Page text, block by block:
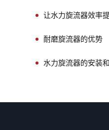
让水力旋流器效率
耐磨旋流器的优势
水力旋流器的安装